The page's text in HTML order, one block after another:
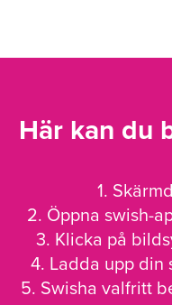
Här kan du
1.
2. Öppna swish-
3. Klicka på
4. Ladda upp din
5. Swisha valfritt